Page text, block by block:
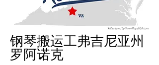
钢琴搬运工弗吉尼亚州
罗阿诺克